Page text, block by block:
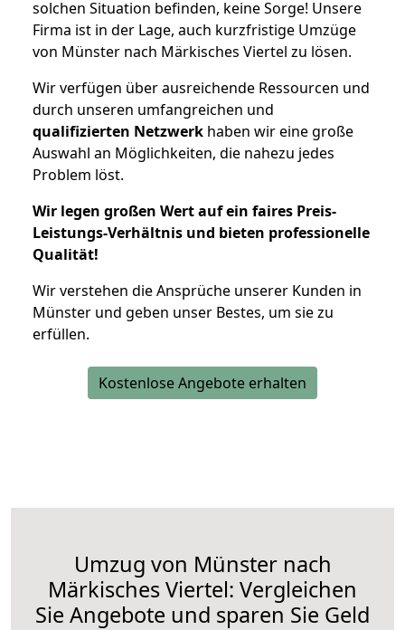
solchen Situation befinden, keine Sorge! Unsere
Firma ist in der Lage, auch kurzfristige Umzüge
von Münster nach Märkisches Viertel zu lösen.
Wir verfügen über ausreichende Ressourcen und
durch unseren umfangreichen und
qualifizierten Netzwerk haben wir eine große
Auswahl an Möglichkeiten, die nahezu jedes
Problem löst.
Wir legen großen Wert auf ein faires Preis-
Leistungs-Verhältnis und bieten professionelle
Qualität!
Wir verstehen die Ansprüche unserer Kunden in
Münster und geben unser Bestes, um sie zu
erfüllen.
Kostenlose Angebote erhalten
Umzug von Münster nach
Märkisches Viertel: Vergleichen
Sie Angebote und sparen Sie Geld